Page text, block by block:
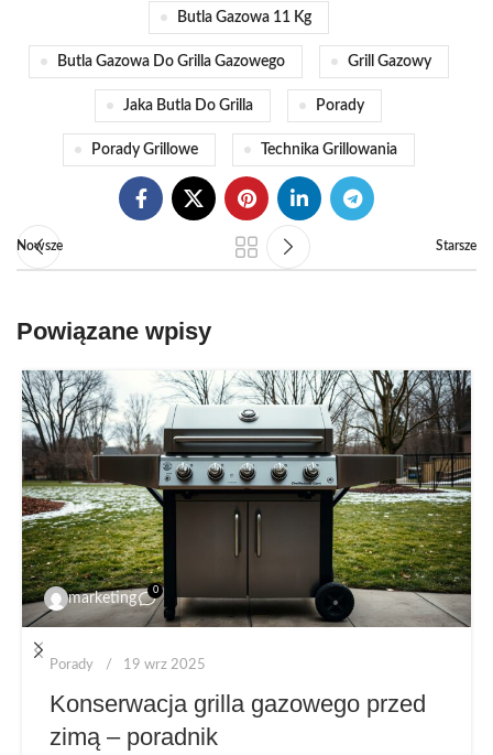
Butla Gazowa 11 Kg
Butla Gazowa Do Grilla Gazowego Grill Gazowy
Jaka Butla Do Grilla Porady
Porady Grillowe Technika Grillowania
Nowsze Starsze
Powiązane wpisy
marketing
0
Porady 19 wrz 2025
Konserwacja grilla gazowego przed
zimą – poradnik